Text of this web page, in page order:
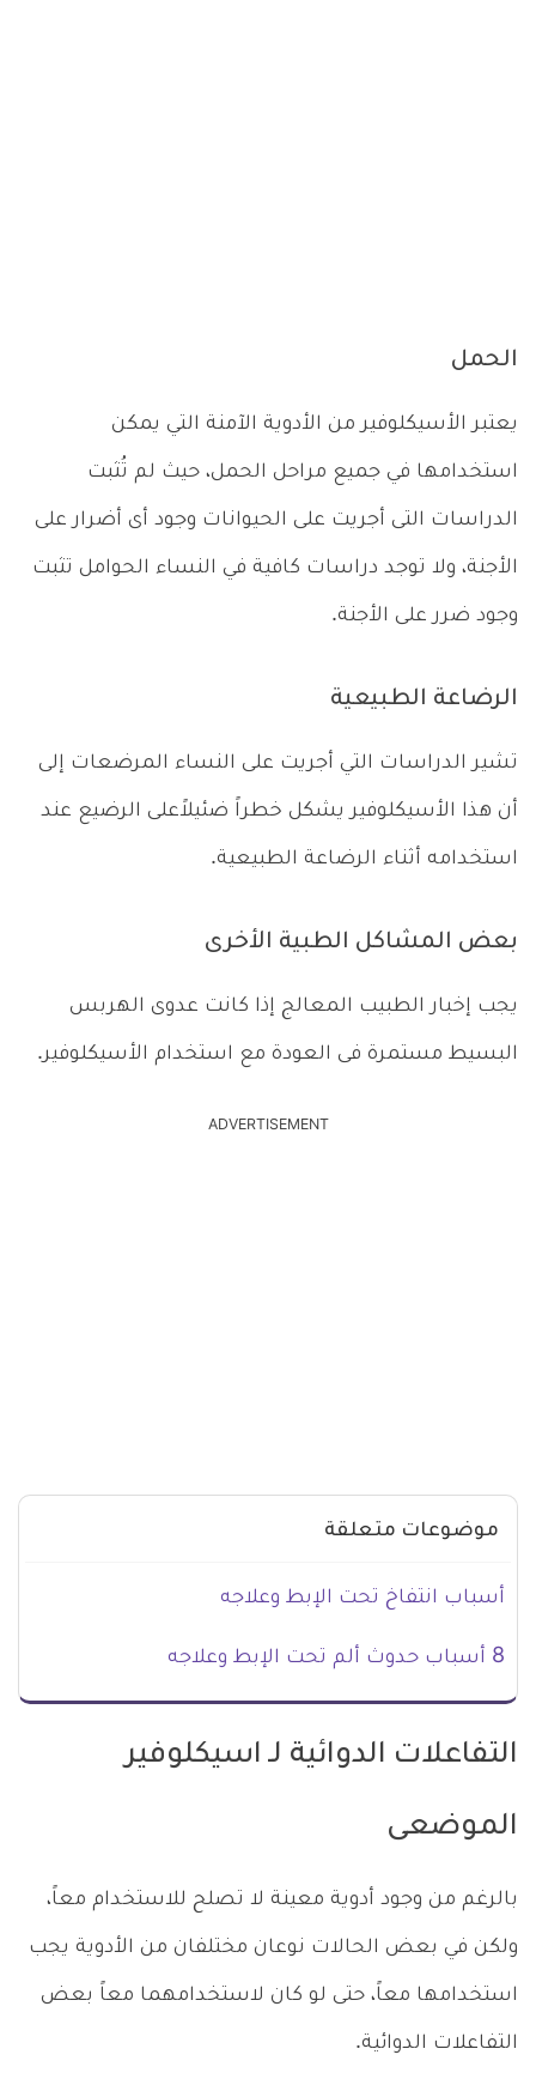
الحمل
يعتبر الأسيكلوفير من الأدوية الآمنة التي يمكن
استخدامها في جميع مراحل الحمل، حيث لم تُثبت
الدراسات التى أجريت على الحيوانات وجود أى أضرار على
الأجنة، ولا توجد دراسات كافية في النساء الحوامل تثبت
وجود ضرر على الأجنة.
الرضاعة الطبيعية
تشير الدراسات التي أجريت على النساء المرضعات إلى
أن هذا الأسيكلوفير يشكل خطراً ضئيلاًعلى الرضيع عند
استخدامه أثناء الرضاعة الطبيعية.
بعض المشاكل الطبية الأخرى
يجب إخبار الطبيب المعالج إذا كانت عدوى الهربس
البسيط مستمرة فى العودة مع استخدام الأسيكلوفير.
ADVERTISEMENT
موضوعات متعلقة
أسباب انتفاخ تحت الإبط وعلاجه
8 أسباب حدوث ألم تحت الإبط وعلاجه
التفاعلات الدوائية لـ اسيكلوفير
الموضعى
بالرغم من وجود أدوية معينة لا تصلح للاستخدام معاً،
ولكن في بعض الحالات نوعان مختلفان من الأدوية يجب
استخدامها معاً، حتى لو كان لاستخدامهما معاً بعض
التفاعلات الدوائية.